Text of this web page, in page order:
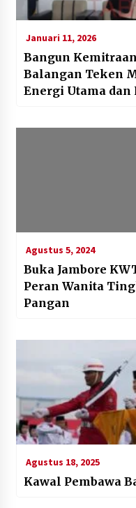
Januari 11, 2026
Bangun
Balangan Teken
Energi Utama
Agustus 5, 2024
Buka Jambore
Peran Wanita
Pangan
Agustus 18, 2025
Kawal Pembawa